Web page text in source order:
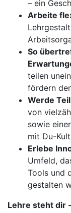
– ein
Arbeite
So
teilen
fördern
Werde
von
sowie
mit Du-
Erlebe
Umfeld,
Tools und
gestalten
Lehre steht dir